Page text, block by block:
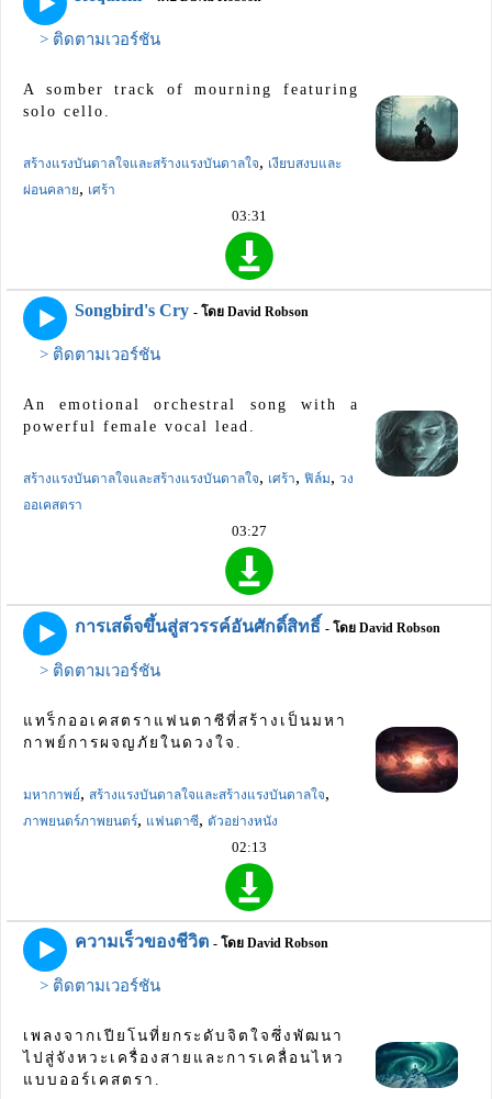
> ติดตามเวอร์ชัน
A somber track of mourning featuring
solo cello.
สร้างแรงบันดาลใจและสร้างแรงบันดาลใจ, เงียบสงบและ
ผ่อนคลาย, เศร้า
03:31
Songbird's Cry - โดย David Robson
> ติดตามเวอร์ชัน
An emotional orchestral song with a
powerful female vocal lead.
สร้างแรงบันดาลใจและสร้างแรงบันดาลใจ, เศร้า, ฟิล์ม, วง
ออเคสตรา
03:27
การเสด็จขึ้นสู่สวรรค์อันศักดิ์สิทธิ์ - โดย David Robson
> ติดตามเวอร์ชัน
แทร็กออเคสตราแฟนตาซีที่สร้างเป็นมหา
กาพย์การผจญภัยในดวงใจ.
มหากาพย์, สร้างแรงบันดาลใจและสร้างแรงบันดาลใจ,
ภาพยนตร์ภาพยนตร์, แฟนตาซี, ตัวอย่างหนัง
02:13
ความเร็วของชีวิต - โดย David Robson
> ติดตามเวอร์ชัน
เพลงจากเปียโนที่ยกระดับจิตใจซึ่งพัฒนา
ไปสู่จังหวะเครื่องสายและการเคลื่อนไหว
แบบออร์เคสตรา.